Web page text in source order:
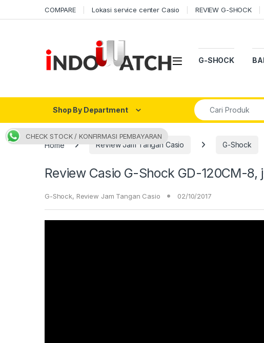
COMPARE Lokasi service center Casio REVIEW G-SHOCK
Open G-SHOCK
Shop By Department
Search for:
Home Review Jam Tangan Casio G-Shock
Review Casio G-Shock GD-120CM-
G-Shock, Review Jam Tangan Casio 02/10/2017
CHECK STOCK / KONFIRMASI PEMBAYARAN